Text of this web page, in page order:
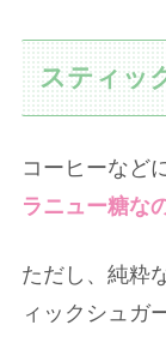
スティッ
コーヒーなど
ラニュー糖な
ただし、純粋
ィックシュガ